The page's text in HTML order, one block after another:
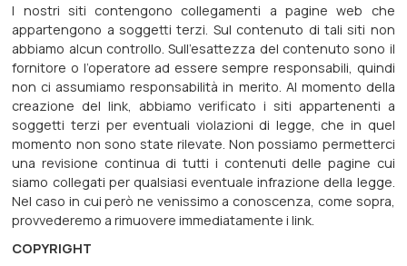
I nostri siti contengono collegamenti a pagine web che
appartengono a soggetti terzi. Sul contenuto di tali siti non
abbiamo alcun controllo. Sull’esattezza del contenuto sono il
fornitore o l’operatore ad essere sempre responsabili, quindi
non ci assumiamo responsabilità in merito. Al momento della
creazione del link, abbiamo verificato i siti appartenenti a
soggetti terzi per eventuali violazioni di legge, che in quel
momento non sono state rilevate. Non possiamo permetterci
una revisione continua di tutti i contenuti delle pagine cui
siamo collegati per qualsiasi eventuale infrazione della legge.
Nel caso in cui però ne venissimo a conoscenza, come sopra,
provvederemo a rimuovere immediatamente i link.
COPYRIGHT